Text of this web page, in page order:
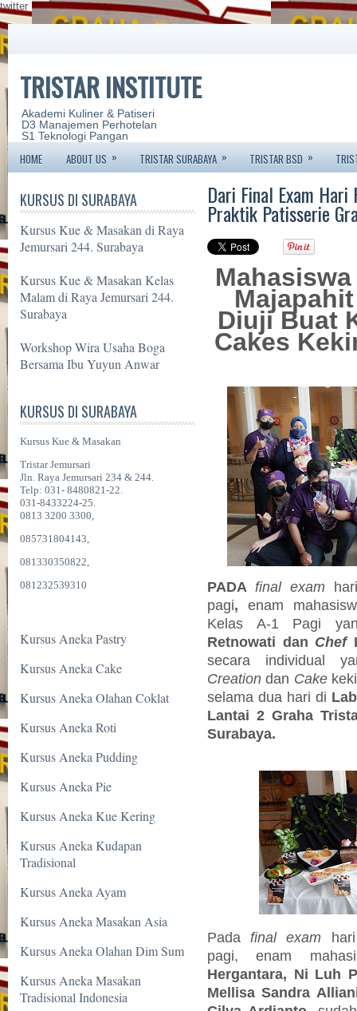
twitter
TRISTAR INSTITUTE
Akademi Kuliner & Patiseri
D3 Manajemen Perhotelan
S1 Teknologi Pangan
HOME ABOUT US » TRISTAR SURABAYA » TRISTAR BSD »
KURSUS DI SURABAYA
Kursus Kue & Masakan di Raya
Jemursari 244. Surabaya
Kursus Kue & Masakan Kelas
Malam di Raya Jemursari 244.
Surabaya
Workshop Wira Usaha Boga
Bersama Ibu Yuyun Anwar
KURSUS DI SURABAYA
Kursus Kue & Masakan
Tristar Jemursari
Jln. Raya Jemursari 234 & 244.
Telp: 031- 8480821-22.
031-8433224-25.
0813 3200 3300,
085731804143,
081330350822,
081232539310
Kursus Aneka Pastry
Kursus Aneka Cake
Kursus Aneka Olahan Coklat
Kursus Aneka Roti
Kursus Aneka Pudding
Kursus Aneka Pie
Kursus Aneka Kue Kering
Kursus Aneka Kudapan
Tradisional
Kursus Aneka Ayam
Kursus Aneka Masakan Asia
Kursus Aneka Olahan Dim Sum
Kursus Aneka Masakan
Tradisional Indonesia
Dari Final Exam
Praktik Patisserie
Diuji Buat
Cakes
PADA final exam
pagi,enam
Kelas A-1 Pagi
Retnowati dan Chef
secara individual
Creationdan Cake
selama dua hari di
Lantai 2 Graha
Surabaya.
Pada final exam
pagi, enam
Hergantara, Ni Luh
Mellisa Sandra